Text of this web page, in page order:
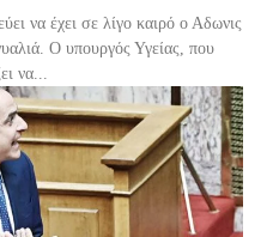
να έχει σε λίγο καιρό ο Αδωνις
Ο υπουργός Υγείας, που
να...